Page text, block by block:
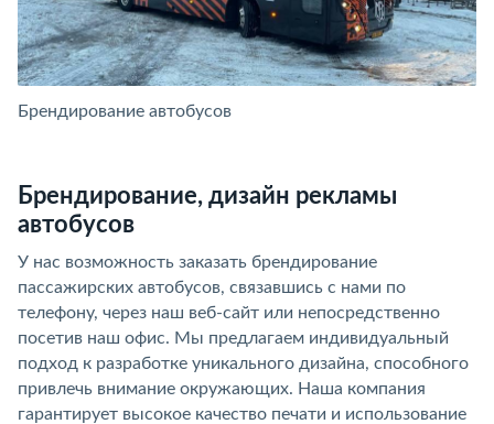
Брендирование автобусов
Брендирование, дизайн рекламы
автобусов
У нас возможность заказать брендирование
пассажирских автобусов, связавшись с нами по
телефону, через наш веб-сайт или непосредственно
посетив наш офис. Мы предлагаем индивидуальный
подход к разработке уникального дизайна, способного
привлечь внимание окружающих. Наша компания
гарантирует высокое качество печати и использование